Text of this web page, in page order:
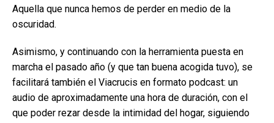
Aquella que nunca hemos de perder en medio de la
oscuridad.
Asimismo, y continuando con la herramienta puesta en
marcha el pasado año (y que tan buena acogida tuvo), se
facilitará también el Viacrucis en formato podcast: un
audio de aproximadamente una hora de duración, con el
que poder rezar desde la intimidad del hogar, siguiendo